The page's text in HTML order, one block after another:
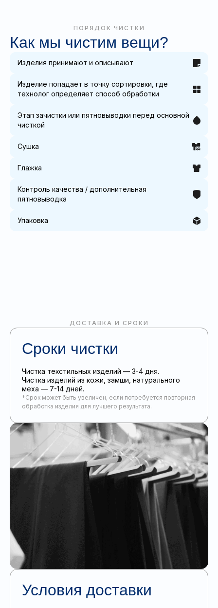
ПОРЯДОК ЧИСТКИ
Как мы чистим вещи?
Изделия принимают и описывают
Изделие попадает в точку сортировки, где
технолог определяет способ обработки
Этап зачистки или пятновыводки перед основной
чисткой
Сушка
Глажка
Контроль качества / дополнительная
пятновыводка
Упаковка
ДОСТАВКА И СРОКИ
Сроки чистки
Чистка текстильных изделий — 3-4 дня.
Чистка изделий из кожи, замши, натурального
меха — 7-14 дней.
*Срок может быть увеличен, если потребуется повторная
обработка изделия для лучшего результата.
Условия доставки